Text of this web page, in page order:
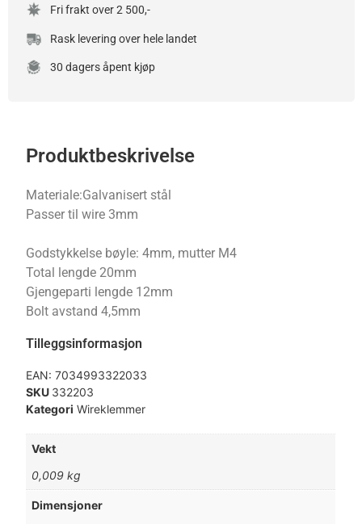
Fri frakt over 2 500,-
Rask levering over hele landet
30 dagers åpent kjøp
Produktbeskrivelse
Materiale:Galvanisert stål
Passer til wire 3mm
Godstykkelse bøyle: 4mm, mutter M4
Total lengde 20mm
Gjengeparti lengde 12mm
Bolt avstand 4,5mm
Tilleggsinformasjon
EAN:7034993322033
SKU 332203
Kategori Wireklemmer
Vekt
0,009 kg
Dimensjoner